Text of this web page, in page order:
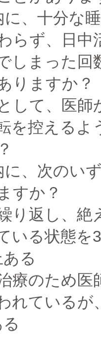
に、十分な
らず、日中
しまった回
りますか？
して、医師
を控えるよ
に、次のい
すか？
り返し、絶
いる状態を
る
療のため医
れているが